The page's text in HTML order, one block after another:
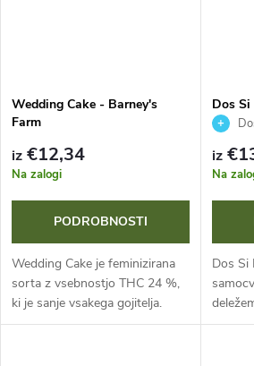
Wedding Cake - Barney's
Farm
iz €12,34
Na zalogi
PODROBNOSTI
Wedding Cake je feminizirana
sorta z vsebnostjo THC 24 %,
ki je sanje vsakega gojitelja.
Ponuja izjemno hitro cvetenje
Dos
Farm
iz
Na
Dos Si
THC